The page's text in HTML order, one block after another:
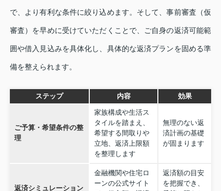
で、より有利な条件に絞り込めます。そして、事前審査（仮
審査）を早めに受けていただくことで、ご自身の返済可能範
囲や借入見込みを具体化し、具体的な返済プランを固める準
備を整えられます。
ステップ 内容 効果
ご予算・希望条件の整
理
家族構成や生活ス
タイルを踏まえ、
希望する間取りや
立地、返済上限額
を整理します
無理のない返
済計画の基礎
が固まります
返済シミュレーション
金融機関や住宅ロ
ーンの公式サイト
返済額の目安
を把握でき、